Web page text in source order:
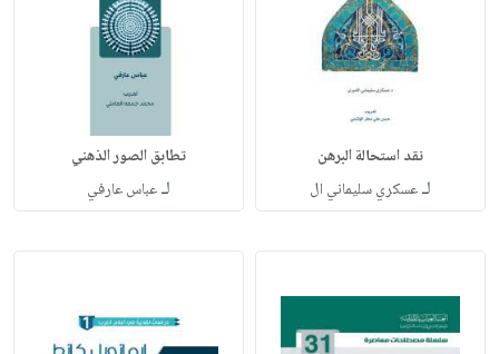
نقد استحالة البرهن
لـعسكري سليماني ال
تطابق الصور الذهني
لـعباس عارفي